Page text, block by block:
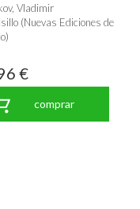
Vladimir
(Nuevas Ediciones de
€
comprar